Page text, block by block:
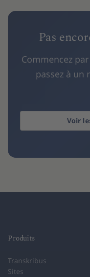
Pas
Commencez
passez à un
Voir
Produits
Transkribus
Sites